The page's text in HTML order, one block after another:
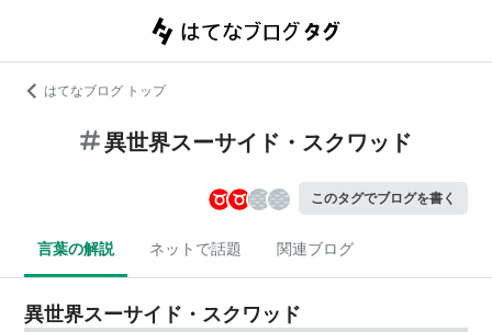
はてなブログ トップ
異世界スーサイド・スクワッド
このタグでブログを書く
言葉の解説 ネットで話題 関連ブログ
異世界スーサイド・スクワッド